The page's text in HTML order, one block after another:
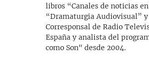
libros “Canales de noticias
“Dramaturgia Audiovisual” y
Corresponsal de Radio
España y analista del
como Son" desde 2004.